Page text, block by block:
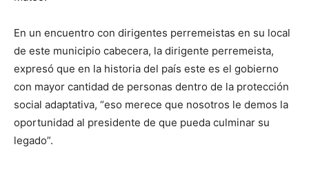
En un encuentro con dirigentes perremeistas en su local
de este municipio cabecera, la dirigente perremeista,
expresó que en la historia del país este es el gobierno
con mayor cantidad de personas dentro de la protección
social adaptativa, “eso merece que nosotros le demos la
oportunidad al presidente de que pueda culminar su
legado”.